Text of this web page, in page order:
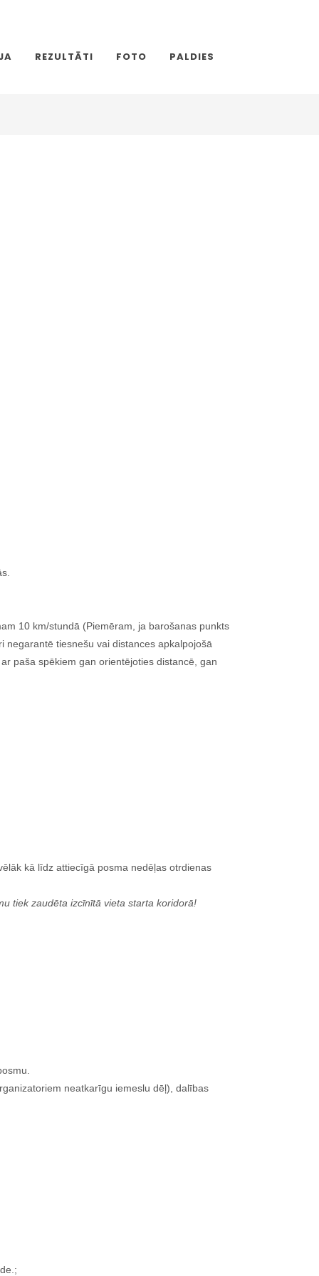
REZULTĀTI FOTO PALDIES
10 km/stundā (Piemēram, ja barošanas punkts
negarantē tiesnešu vai distances apkalpojošā
paša spēkiem gan orientējoties distancē, gan
kā līdz attiecīgā posma nedēļas otrdienas
tiek zaudēta izcīnītā vieta starta koridorā!
neatkarīgu iemeslu dēļ), dalības